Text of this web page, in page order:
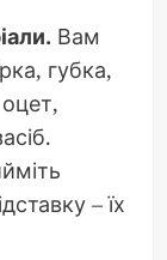
Вам
губка,
– їх